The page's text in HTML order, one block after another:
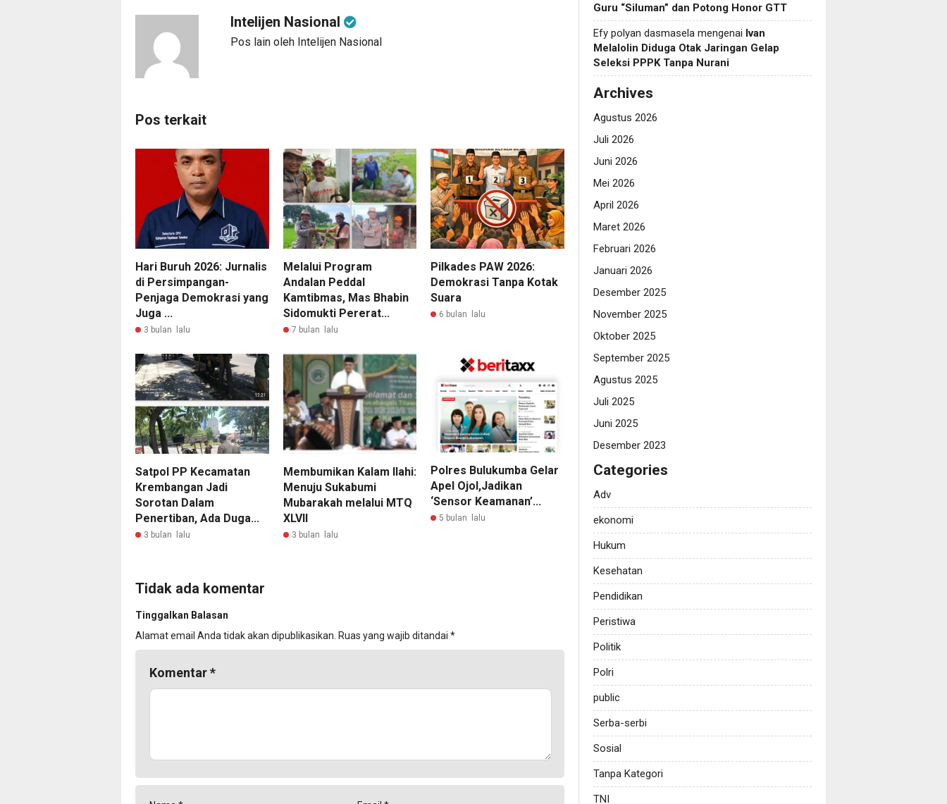
Intelijen Nasional
Pos lain oleh Intelijen Nasional
Pos terkait
Hari Buruh 2026: Jurnalis
di Persimpangan-
Penjaga Demokrasi yang
Juga ...
3 bulan lalu
Melalui Program
Andalan Peddal
Kamtibmas, Mas Bhabin
Sidomukti Pererat...
7 bulan lalu
Pilkades PAW 2026:
Demokrasi Tanpa Kotak
Suara
6 bulan lalu
Satpol PP Kecamatan
Krembangan Jadi
Sorotan Dalam
Penertiban, Ada Duga...
3 bulan lalu
Membumikan Kalam Ilahi:
Menuju Sukabumi
Mubarakah melalui MTQ
XLVII
3 bulan lalu
Polres Bulukumba Gelar
Apel Ojol,Jadikan
‘Sensor Keamanan’...
5 bulan lalu
Tidak ada komentar
Tinggalkan Balasan
Alamat email Anda tidak akan dipublikasikan. Ruas yang wajib ditandai *
Komentar*
Guru “Siluman” dan Potong Honor GTT
Efy polyan dasmasela mengenai Ivan
Melalolin Diduga Otak Jaringan Gelap
Seleksi PPPK Tanpa Nurani
Archives
Agustus 2026
Juli 2026
Juni 2026
Mei 2026
April 2026
Maret 2026
Februari 2026
Januari 2026
Desember 2025
November 2025
Oktober 2025
September 2025
Agustus 2025
Juli 2025
Juni 2025
Desember 2023
Categories
Adv
ekonomi
Hukum
Kesehatan
Pendidikan
Peristiwa
Politik
Polri
public
Serba-serbi
Sosial
Tanpa Kategori
TNI